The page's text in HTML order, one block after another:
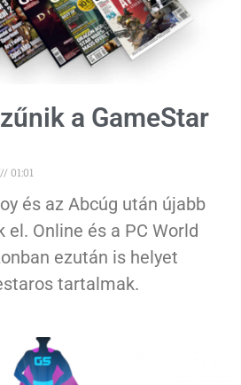
a GameStar
01:01
és az Abcúg után újabb
Online és a PC World
ezután is helyet
tartalmak.